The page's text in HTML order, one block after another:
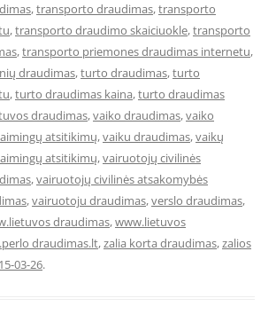
,transporto draudimas,transporto
,transporto draudimo skaiciuokle,transporto
,transporto priemones draudimas internetu,
draudimas,turto draudimas,turto
,turto draudimas kaina,turto draudimas
draudimas,vaiko draudimas,vaiko
atsitikimų,vaiku draudimas,vaikų
atsitikimų,vairuotojų civilinės
,vairuotojų civilinės atsakomybės
,vairuotoju draudimas,verslo draudimas,
draudimas,www.lietuvos
draudimas.lt,zalia korta draudimas,zalios
03-26.